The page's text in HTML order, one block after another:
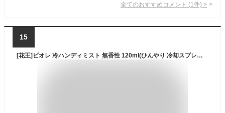
全てのおすすめコメント (1 件) >
15
[花王]ビオレ 冷ハンディミスト 無香性 120ml(ひんやり 冷却スプレー 暑さ対策 クールスプレー 冷感)